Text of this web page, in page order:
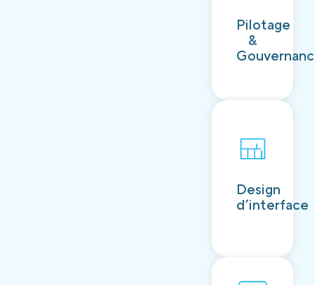
Pilotage
&
Découvrir
Design
d’interface